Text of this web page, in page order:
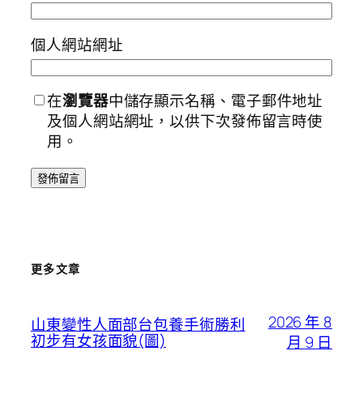
個人網站網址
在瀏覽器中儲存顯示名稱、電子郵件地址
及個人網站網址，以供下次發佈留言時使
用。
更多文章
山東變性人面部台包養手術勝利
初步有女孩面貌(圖)
2026 年 8
月 9 日